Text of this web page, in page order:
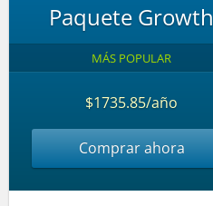
Paquete Growth
MÁS POPULAR
$1735.85/año
Comprar ahora